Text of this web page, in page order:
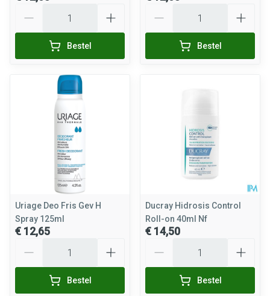
Bestel Bestel
Uriage Deo Fris Gev H
Spray 125ml
€ 12,65
Bestel
Ducray Hidrosis Control
Roll-on 40ml Nf
€ 14,50
Bestel